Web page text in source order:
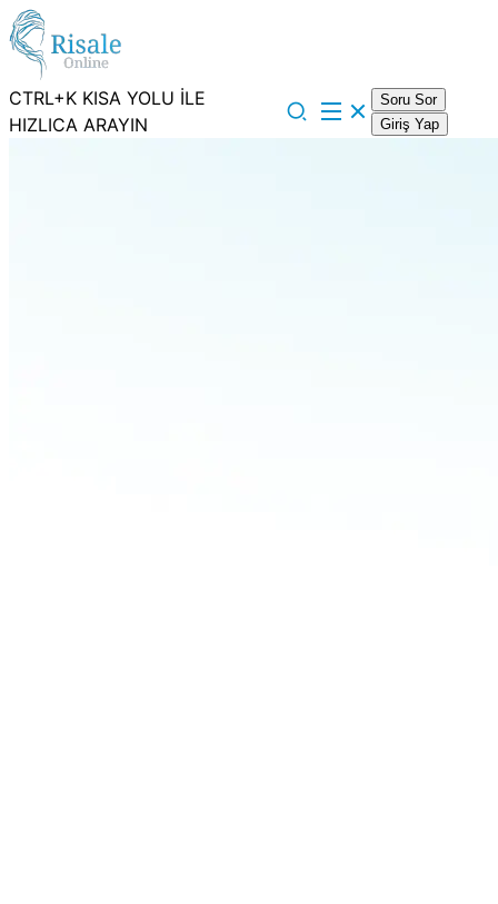
CTRL+K KISA YOLU İLE
HIZLICA ARAYIN
Soru Sor
Giriş Yap